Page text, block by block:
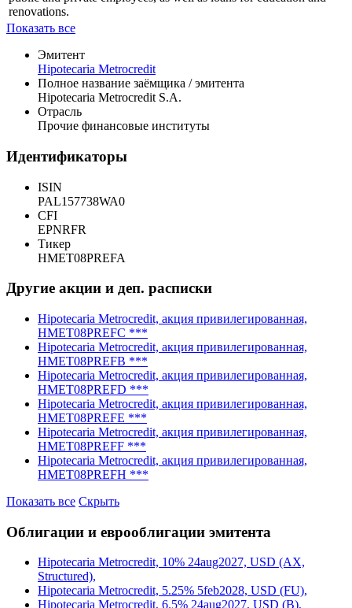
loans for merchants, restaurants, grocery stores, mechanical
workshops, beauty salons, and laundry; mortgage loans for houses,
apartments, and shops; and financing for small businesses, and
public and private employees, as well as loans for education and
renovations.
Показать все
Эмитент
Hipotecaria Metrocredit
Hipotecaria Metrocredit S.A.
Отрасль
Прочие финансовые институты
Идентификаторы
ISIN
PAL157738WA0
EPNRFR
Тикер
HMET08PREFA
Другие акции и деп. расписки
Hipotecaria Metrocredit, акция привилегированная,
HMET08PREFC ***
Hipotecaria Metrocredit, акция привилегированная,
HMET08PREFB ***
Hipotecaria Metrocredit, акция привилегированная,
HMET08PREFD ***
Hipotecaria Metrocredit, акция привилегированная,
HMET08PREFE ***
HMET08PREFF ***
HMET08PREFH ***
Показать все
Скрыть
Облигации и еврооблигации эмитента